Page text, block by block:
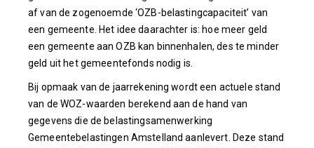
af van de zogenoemde ‘OZB-belastingcapaciteit’ van
een gemeente. Het idee daarachter is: hoe meer geld
een gemeente aan OZB kan binnenhalen, des te minder
geld uit het gemeentefonds nodig is.
Bij opmaak van de jaarrekening wordt een actuele stand
van de WOZ-waarden berekend aan de hand van
gegevens die de belastingsamenwerking
Gemeentebelastingen Amstelland aanlevert. Deze stand